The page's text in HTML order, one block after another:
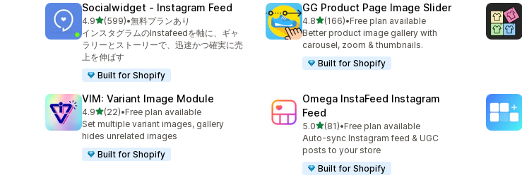
Socialwidget ‑ Instagram Feed
4.95つ星中
(599)
合計レビュー数：599件
•無料プランあり
インスタグラムのInstafeedを軸に、ギャ
ラリーとストーリーで、迅速かつ確実に売
上を伸ばす
Built for Shopify
GG Product Page Image Slider
4.85つ星中
(166)
合計レビュー数：166件
•Free plan available
Better product image gallery with
carousel, zoom & thumbnails.
Built for Shopify
VIM: Variant Image Module
4.95つ星中
(22)
合計レビュー数：22件
•Free plan available
Set multiple variant images, gallery
hides unrelated images
Built for Shopify
Omega InstaFeed Instagram
Feed
5.05つ星中
(81)
合計レビュー数：81件
•Free plan available
Auto-sync Instagram feed & UGC
posts to your store
Built for Shopify